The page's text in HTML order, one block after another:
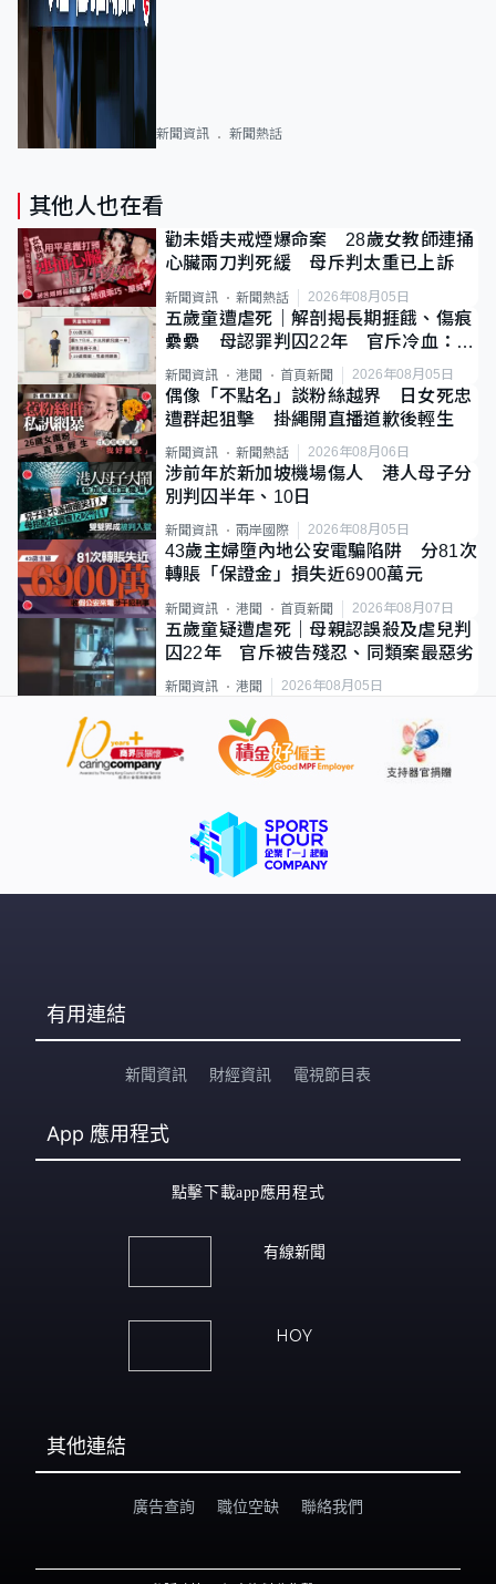
新聞資訊 新聞熱話
其他人也在看
勸未婚夫戒煙爆命案 28歲女教師連捅
心臟兩刀判死緩 母斥判太重已上訴
新聞資訊 新聞熱話 2026年08月05日
五歲童遭虐死｜解剖揭長期捱餓、傷痕
纍纍 母認罪判囚22年 官斥冷血：同
類案最惡劣
新聞資訊 港聞 首頁新聞 2026年08月05日
偶像「不點名」談粉絲越界 日女死忠
遭群起狙擊 掛繩開直播道歉後輕生
新聞資訊 新聞熱話 2026年08月06日
涉前年於新加坡機場傷人 港人母子分
別判囚半年、10日
新聞資訊 兩岸國際 2026年08月05日
43歲主婦墮內地公安電騙陷阱 分81次
轉賬「保證金」損失近6900萬元
新聞資訊 港聞 首頁新聞 2026年08月07日
五歲童疑遭虐死｜母親認誤殺及虐兒判
囚22年 官斥被告殘忍、同類案最惡劣
新聞資訊 港聞 2026年08月05日
有用連結
新聞資訊 財經資訊 電視節目表
App 應用程式
點擊下載app應用程式
有線新聞
HOY
其他連結
廣告查詢 職位空缺 聯絡我們